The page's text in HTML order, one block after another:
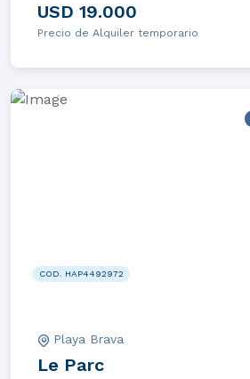
USD 19.000
Precio de Alquiler temporario
COD. HAP4492972
Playa Brava
Le Parc